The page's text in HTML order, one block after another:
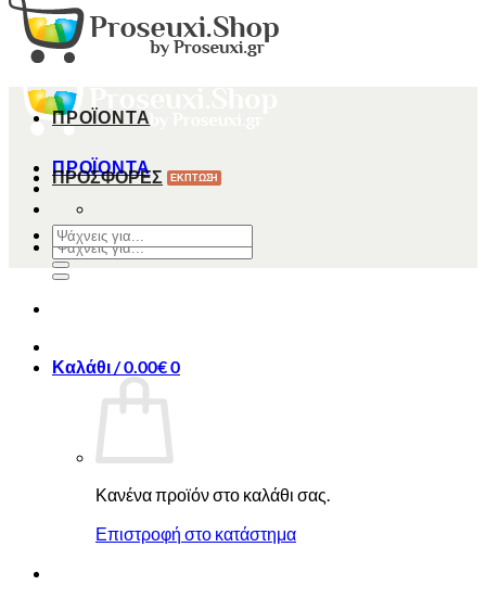
ΠΡΟΪΟΝΤΑ
Αναζήτηση
για:
Καλάθι /0.00€0
Κανένα προϊόν στο καλάθι σας.
Επιστροφή στο κατάστημα
ΠΡΟΪΟΝΤΑ
ΠΡΟΣΦΟΡΕΣ
Αναζήτηση
για: